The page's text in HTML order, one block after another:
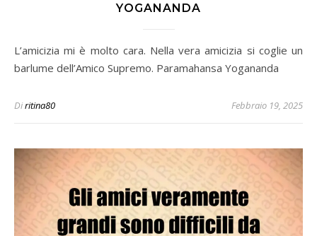
YOGANANDA
L’amicizia mi è molto cara. Nella vera amicizia si coglie un
barlume dell’Amico Supremo. Paramahansa Yogananda
Diritina80 Febbraio 19, 2025